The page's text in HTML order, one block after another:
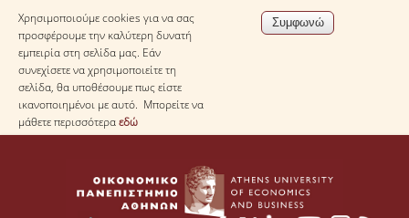
Χρησιμοποιούμε cookies για να σας
προσφέρουμε την καλύτερη δυνατή
εμπειρία στη σελίδα μας. Εάν
συνεχίσετε να χρησιμοποιείτε τη
σελίδα, θα υποθέσουμε πως είστε
ικανοποιημένοι με αυτό. Μπορείτε να
μάθετε περισσότεραεδώ